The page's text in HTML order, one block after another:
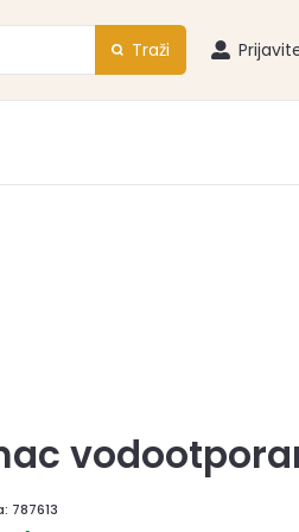
Traži
787613